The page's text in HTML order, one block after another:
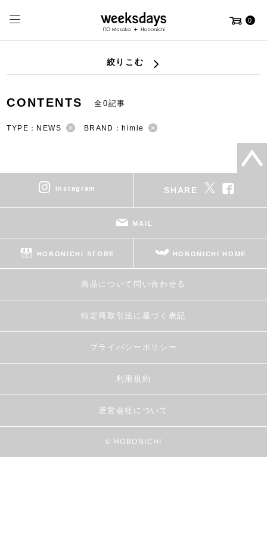
0
絞りこむ
CONTENTS 全0記事
TYPE：NEWS BRAND：himie
instagram SHARE
MAIL
HOBONICHI STORE HOBONICHI HOME
商品について問い合わせる
特定商取引法に基づく表記
プライバシーポリシー
利用規約
運営会社について
© HOBONICHI